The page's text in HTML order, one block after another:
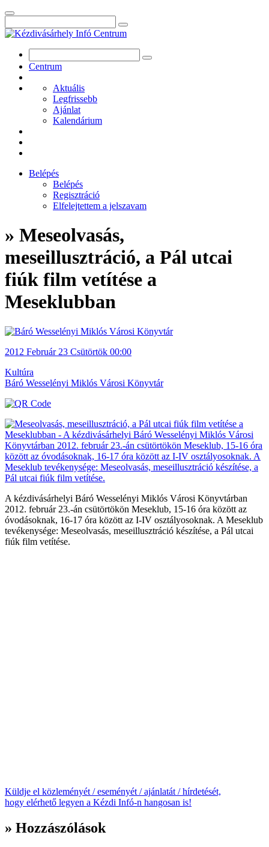
Centrum
Aktuális
Legfrissebb
Ajánlat
Kalendárium
Belépés
Belépés
Regisztráció
Elfelejtettem a jelszavam
» Meseolvasás,
meseillusztráció, a Pál utcai
fiúk film vetítése a
Meseklubban
2012 Február 23 Csütörtök 00:00
Kultúra
Báró Wesselényi Miklós Városi Könyvtár
A kézdivásárhelyi Báró Wesselényi Miklós Városi Könyvtárban
2012. február 23.-án csütörtökön Meseklub, 15-16 óra között az
óvodásoknak, 16-17 óra között az I-IV osztályosoknak. A Meseklub
tevékenysége: Meseolvasás, meseillusztráció készítése, a Pál utcai
fiúk film vetítése.
Küldje el közleményét / eseményét / ajánlatát / hírdetését,
hogy elérhető legyen a Kézdi Infó-n hangosan is!
» Hozzászólások